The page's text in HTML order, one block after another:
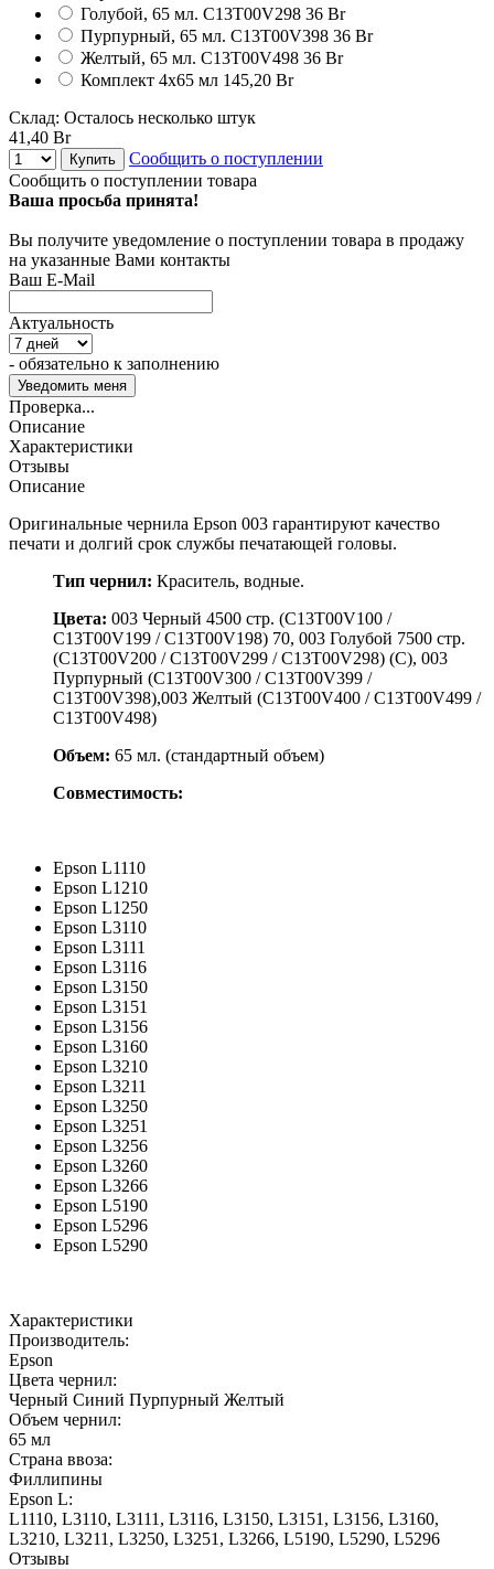
Голубой, 65 мл. C13T00V298 36 Br
Пурпурный, 65 мл. C13T00V398 36 Br
Желтый, 65 мл. C13T00V498 36 Br
Комплект 4х65 мл 145,20 Br
Склад: Осталось несколько штук
41,40 Br
Купить
Сообщить о поступлении
Сообщить о поступлении товара
Ваша просьба принята!
Вы получите уведомление о поступлении товара в продажу
на указанные Вами контакты
Ваш E-Mail
Актуальность
- обязательно к заполнению
Проверка...
Описание
Характеристики
Отзывы
Описание
Оригинальные чернила Epson 003 гарантируют качество
печати и долгий срок службы печатающей головы.
Тип чернил: Краситель, водные.
Цвета: 003 Черный 4500 стр. (C13T00V100 /
C13T00V199 / C13T00V198) 70, 003 Голубой 7500 стр.
(C13T00V200 / C13T00V299 / C13T00V298) (C), 003
Пурпурный (C13T00V300 / C13T00V399 /
C13T00V398),003 Желтый (C13T00V400 / C13T00V499 /
C13T00V498)
Объем: 65 мл. (стандартный объем)
Совместимость:
Epson L1110
Epson L1210
Epson L1250
Epson L3110
Epson L3111
Epson L3116
Epson L3150
Epson L3151
Epson L3156
Epson L3160
Epson L3210
Epson L3211
Epson L3250
Epson L3251
Epson L3256
Epson L3260
Epson L3266
Epson L5190
Epson L5296
Epson L5290
Характеристики
Производитель:
Epson
Цвета чернил:
Черный Синий Пурпурный Желтый
Объем чернил:
65 мл
Страна ввоза:
Филлипины
Epson L:
L1110, L3110, L3111, L3116, L3150, L3151, L3156, L3160,
L3210, L3211, L3250, L3251, L3266, L5190, L5290, L5296
Отзывы